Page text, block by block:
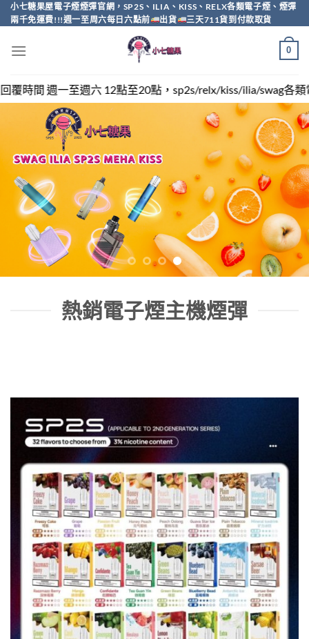
Skip
to
小七糖果屋電子煙煙彈官網，SP2S、ILIA、KISS、RELX各類電子煙、煙彈
兩千免運費!!!週一至周六每日六點前
出貨 三天711貨到付款取貨
0
12點至20點，sp2s/relx/kiss/ilia/swag各類電子煙煙彈買越多
熱銷電子煙主機煙彈